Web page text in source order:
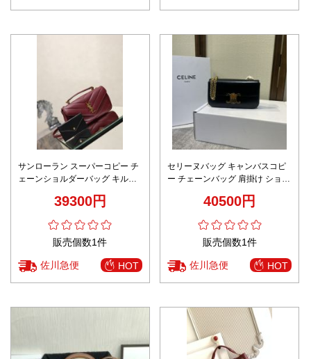
サンローラン スーパーコピー チ
ェーンショルダーバッグ キルテ
39300円
販売個数1件
佐川急便 HOT
セリーヌバッグ キャンバスコピ
ー チェーンバッグ 肩掛け ショッ
40500円
販売個数1件
佐川急便 HOT